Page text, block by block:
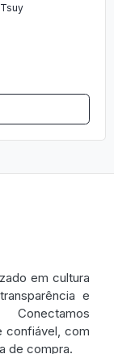
em cultura
e
confiável, com
de compra.